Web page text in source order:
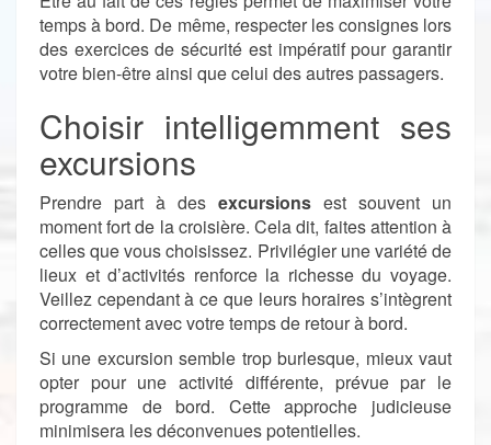
temps à bord. De même, respecter les consignes lors
des exercices de sécurité est impératif pour garantir
votre bien-être ainsi que celui des autres passagers.
Choisir intelligemment ses
excursions
Prendre part à des excursions est souvent un
moment fort de la croisière. Cela dit, faites attention à
celles que vous choisissez. Privilégier une variété de
lieux et d’activités renforce la richesse du voyage.
Veillez cependant à ce que leurs horaires s’intègrent
correctement avec votre temps de retour à bord.
Si une excursion semble trop burlesque, mieux vaut
opter pour une activité différente, prévue par le
programme de bord. Cette approche judicieuse
minimisera les déconvenues potentielles.